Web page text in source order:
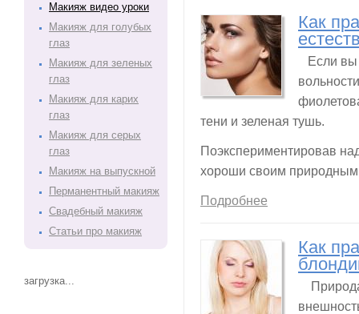
Макияж видео уроки
Макияж для голубых
глаз
Макияж для зеленых
глаз
Макияж для карих
глаз
Макияж для серых
глаз
Макияж на выпускной
Перманентный макияж
Свадебный макияж
Статьи про макияж
загрузка...
Как
Если вы
тени и зеленая тушь.
Поэкспериментировав
хороши своим природным
Подробнее
Как